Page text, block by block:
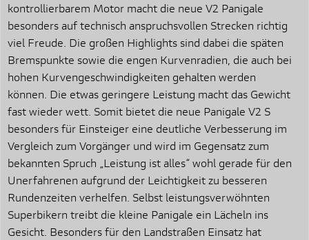
kontrollierbarem Motor macht die neue V2 Panigale
besonders auf technisch anspruchsvollen Strecken richtig
viel Freude. Die großen Highlights sind dabei die späten
Bremspunkte sowie die engen Kurvenradien, die auch bei
hohen Kurvengeschwindigkeiten gehalten werden
können. Die etwas geringere Leistung macht das Gewicht
fast wieder wett. Somit bietet die neue Panigale V2 S
besonders für Einsteiger eine deutliche Verbesserung im
Vergleich zum Vorgänger und wird im Gegensatz zum
bekannten Spruch „Leistung ist alles“ wohl gerade für den
Unerfahrenen aufgrund der Leichtigkeit zu besseren
Rundenzeiten verhelfen. Selbst leistungsverwöhnten
Superbikern treibt die kleine Panigale ein Lächeln ins
Gesicht. Besonders für den Landstraßen Einsatz hat